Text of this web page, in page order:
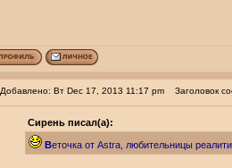
Добавлено: Вт Dec 17, 2013 11:17 pm Заголовок
Сирень писал(а):
Веточка от Astra, любительницы